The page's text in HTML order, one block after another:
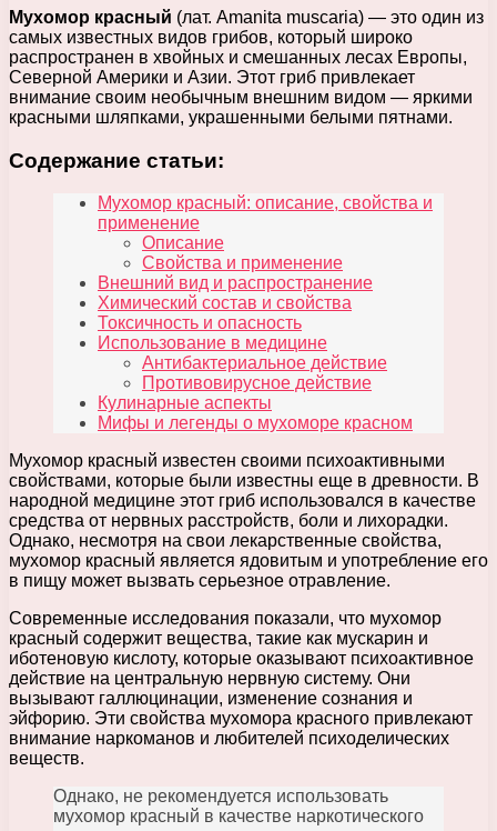
Мухомор красный (лат. Amanita muscaria) — это один из
самых известных видов грибов, который широко
распространен в хвойных и смешанных лесах Европы,
Северной Америки и Азии. Этот гриб привлекает
внимание своим необычным внешним видом — яркими
красными шляпками, украшенными белыми пятнами.
Содержание статьи:
Мухомор красный: описание, свойства и
применение
Описание
Свойства и применение
Внешний вид и распространение
Химический состав и свойства
Токсичность и опасность
Использование в медицине
Антибактериальное действие
Противовирусное действие
Кулинарные аспекты
Мифы и легенды о мухоморе красном
Мухомор красный известен своими психоактивными
свойствами, которые были известны еще в древности. В
народной медицине этот гриб использовался в качестве
средства от нервных расстройств, боли и лихорадки.
Однако, несмотря на свои лекарственные свойства,
мухомор красный является ядовитым и употребление его
в пищу может вызвать серьезное отравление.
Современные исследования показали, что мухомор
красный содержит вещества, такие как мускарин и
иботеновую кислоту, которые оказывают психоактивное
действие на центральную нервную систему. Они
вызывают галлюцинации, изменение сознания и
эйфорию. Эти свойства мухомора красного привлекают
внимание наркоманов и любителей психоделических
веществ.
Однако, не рекомендуется использовать
мухомор красный в качестве наркотического